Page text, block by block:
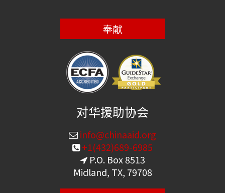
奉献
对华援助协会
info@chinaaid.org
+1(432)689-6985
P.O. Box 8513
Midland, TX, 79708